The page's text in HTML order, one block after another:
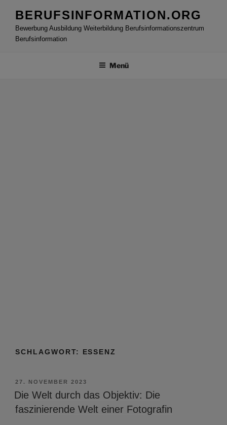
Inhalt
springen
BERUFSINFORMATION.ORG
Bewerbung Ausbildung Weiterbildung Berufsinformationszentrum
Berufsinformation
Menü
SCHLAGWORT: ESSENZ
VERÖFFENTLICHT
AM
27. NOVEMBER 2023
Die Welt durch das Objektiv: Die
faszinierende Welt einer Fotografin